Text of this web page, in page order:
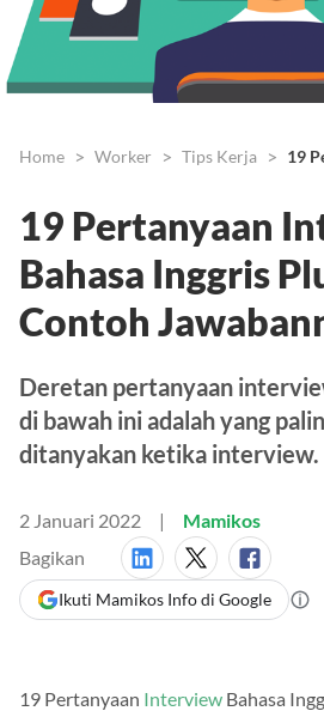
Home Worker Tips Kerja 19
19 Pertanyaan
Bahasa Inggris
Contoh
Deretan pertanyaan
di bawah ini adalah yang
ditanyakan ketika interview.
2 Januari 2022
Mamikos
Bagikan
Ikuti Mamikos Info di Google
19 Pertanyaan Interview Bahasa